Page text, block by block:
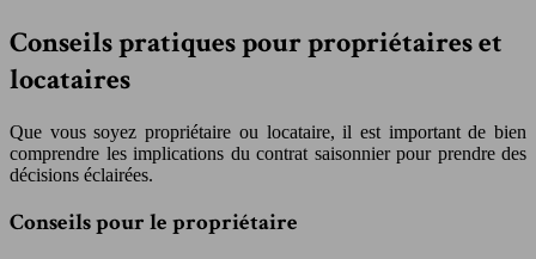
Conseils pratiques pour propriétaires et
locataires
Que vous soyez propriétaire ou locataire, il est important de bien
comprendre les implications du contrat saisonnier pour prendre des
décisions éclairées.
Conseils pour le propriétaire